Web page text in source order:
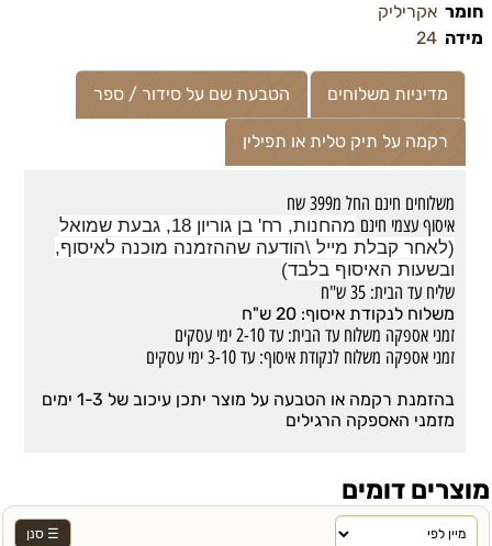
חומר אקריליק
מידה 24
מדיניות משלוחים הטבעת שם על סידור / ספר
רקמה על תיק טלית או תפילין
משלוחים חינם החל מ399 שח
איסוף עצמי חינם
מהחנות, רח' בן גוריון 18, גבעת שמואל
(לאחר קבלת מייל \הודעה שההזמנה מוכנה לאיסוף,
ובשעות האיסוף בלבד)
שליח עד הבית: 35 ש"ח
משלוח לנקודת איסוף: 20 ש"ח
זמני אספקה משלוח עד הבית: עד 2-10 ימי עסקים
זמני אספקה משלוח לנקודת איסוף: עד 3-10 ימי עסקים
בהזמנת רקמה או הטבעה על מוצר יתכן עיכוב של 1-3 ימים
מזמני האספקה הרגילים
מוצרים דומים
☰ סנן